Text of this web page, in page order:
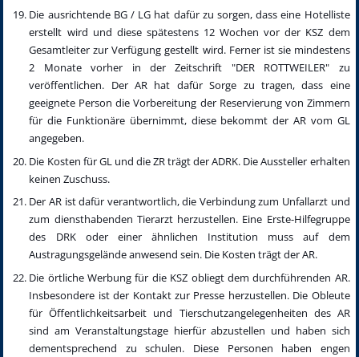
Die ausrichtende BG / LG hat dafür zu sorgen, dass eine Hotelliste
erstellt wird und diese spätestens 12 Wochen vor der KSZ dem
Gesamtleiter zur Verfügung gestellt wird. Ferner ist sie mindestens
2 Monate vorher in der Zeitschrift "DER ROTTWEILER" zu
veröffentlichen. Der AR hat dafür Sorge zu tragen, dass eine
geeignete Person die Vorbereitung der Reservierung von Zimmern
für die Funktionäre übernimmt, diese bekommt der AR vom GL
angegeben.
Die Kosten für GL und die ZR trägt der ADRK. Die Aussteller erhalten
keinen Zuschuss.
Der AR ist dafür verantwortlich, die Verbindung zum Unfallarzt und
zum diensthabenden Tierarzt herzustellen. Eine Erste-Hilfegruppe
des DRK oder einer ähnlichen Institution muss auf dem
Austragungsgelände anwesend sein. Die Kosten trägt der AR.
Die örtliche Werbung für die KSZ obliegt dem durchführenden AR.
Insbesondere ist der Kontakt zur Presse herzustellen. Die Obleute
für Öffentlichkeitsarbeit und Tierschutzangelegenheiten des AR
sind am Veranstaltungstage hierfür abzustellen und haben sich
dementsprechend zu schulen. Diese Personen haben engen